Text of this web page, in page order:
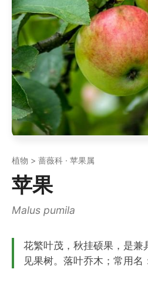
植物 > 蔷薇科 · 苹果属
苹果
Malus pumila
花繁叶茂，秋挂硕果，是兼
见果树。落叶乔木；常用名